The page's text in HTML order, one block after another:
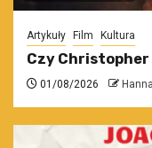
Artykuły Film Kultura
Czy Christopher
01/08/2026